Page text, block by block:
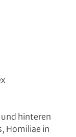
hinteren
Homiliae in